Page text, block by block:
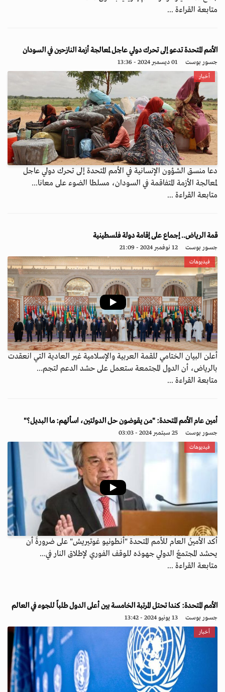
متابعة القراءة ...
الأمم المتحدة تدعو إلى تحرك دولي عاجل لمعالجة أزمة النازحين في السودان
جسور بوست 01 ديسمبر 2024 - 13:36
أخبار
دعا منسق الشؤون الإنسانية في الأمم المتحدة إلى تحرك دولي عاجل
لمعالجة الأزمة المتفاقمة في السودان، مسلطا الضوء على معانا...
متابعة القراءة ...
قمة الرياض.. إجماع على إقامة دولة فلسطينية
جسور بوست 12 نوفمبر 2024 - 21:09
فيديوهات
أعلن البيان الختامي للقمة العربية والإسلامية غير العادية التي انعقدت
بالرياض، أن الدول المجتمعة ستعمل على حشد الدعم لتجم...
متابعة القراءة ...
‏أمين عام الأمم المتحدة: "من يقوضون حل الدولتين، اسألهم: ما البديل؟"
جسور بوست 25 سبتمبر 2024 - 03:03
فيديوهات
أكد الأمينُ العام للأمم المتحدة "أنطونيو غوتيريش" على ضرورةَ أن
يحشد المجتمعُ الدولي جهودَه للوقف الفوري لإطلاق النار في...
متابعة القراءة ...
الأمم المتحدة: كندا تحتل المرتبة الخامسة بين أعلى الدول طلباً للجوء في العالم
جسور بوست 13 يونيو 2024 - 13:42
أخبار